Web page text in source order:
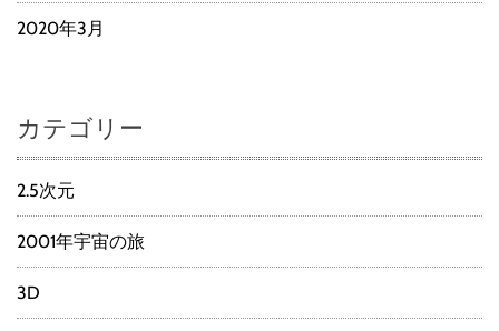
2020年3月
カテゴリー
2.5次元
2001年宇宙の旅
3D